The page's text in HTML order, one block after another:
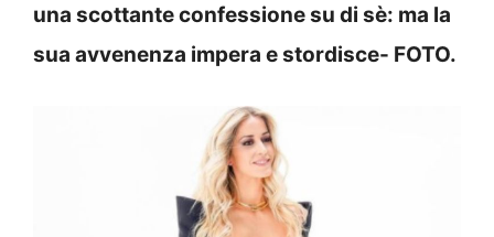
una scottante confessione su di sè: ma la
sua avvenenza impera e stordisce- FOTO.